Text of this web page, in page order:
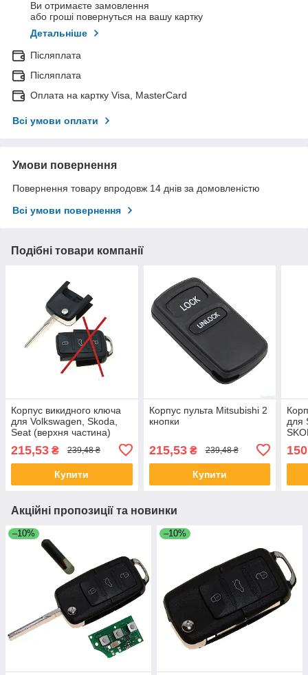
Ви отримаєте замовлення
або гроші повернуться на вашу картку
Детальніше
Післяплата
Післяплата
Оплата на картку Visa, MasterCard
Всі умови оплати
Умови повернення
Повернення товару впродовж 14 днів за домовленістю
Всі умови повернення
Подібні товари компанії
Корпус викидного ключа
для Volkswagen, Skoda,
Seat (верхня частина)
215,53 ₴ 239,48 ₴
Купити
Корпус пульта Mitsubishi 2
кнопки
215,53₴ 239,48 ₴
Купити
для
Акційні пропозиції та новинки
–10% –10%